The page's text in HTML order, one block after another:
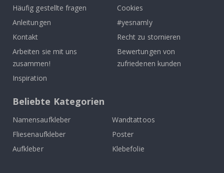
Häufig gestellte fragen
Anleitungen
Kontakt
Arbeiten sie mit uns
zusammen!
Inspiration
Cookies
#yesnamly
Recht zu stornieren
Bewertungen von
zufriedenen kunden
Beliebte Kategorien
Namensaufkleber
Wandtattoos
Fliesenaufkleber
Poster
Aufkleber
Klebefolie